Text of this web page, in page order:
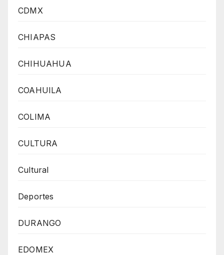
CDMX
CHIAPAS
CHIHUAHUA
COAHUILA
COLIMA
CULTURA
Cultural
Deportes
DURANGO
EDOMEX